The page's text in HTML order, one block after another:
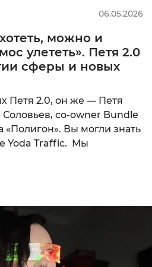
06.05.2026
можно и
улететь». Петя 2.0
сферы и новых
Петя 2.0, он же — Петя
со-owner Bundle
«Полигон». Вы могли знать
Yoda Traffic. Мы